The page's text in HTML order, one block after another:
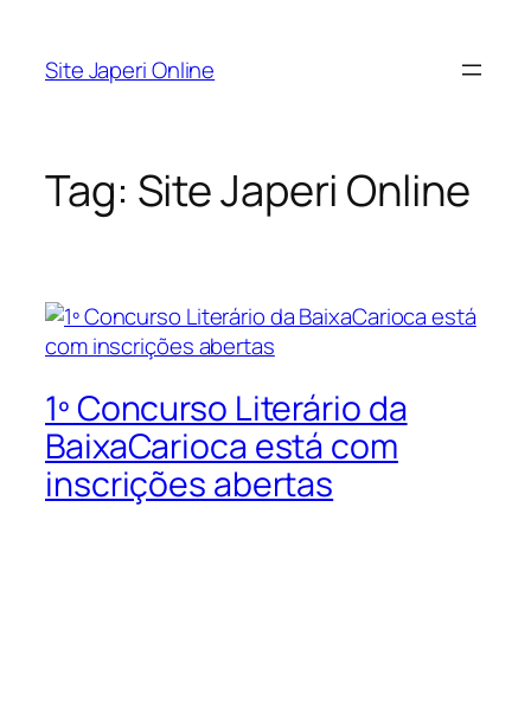
Site Japeri Online
Tag: Site Japeri Online
1º Concurso Literário da
BaixaCarioca está com
inscrições abertas